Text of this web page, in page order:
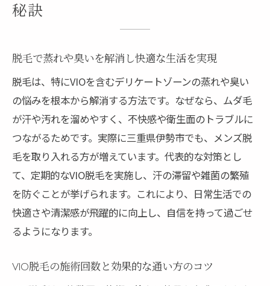
秘訣
脱毛で蒸れや臭いを解消し快適な生活を実現
脱毛は、特にVIOを含むデリケートゾーンの蒸れや臭い
の悩みを根本から解消する方法です。なぜなら、ムダ毛
が汗や汚れを溜めやすく、不快感や衛生面のトラブルに
つながるためです。実際に三重県伊勢市でも、メンズ脱
毛を取り入れる方が増えています。代表的な対策とし
て、定期的なVIO脱毛を実施し、汗の滞留や雑菌の繁殖
を防ぐことが挙げられます。これにより、日常生活での
快適さや清潔感が飛躍的に向上し、自信を持って過ごせ
るようになります。
VIO脱毛の施術回数と効果的な通い方のコツ